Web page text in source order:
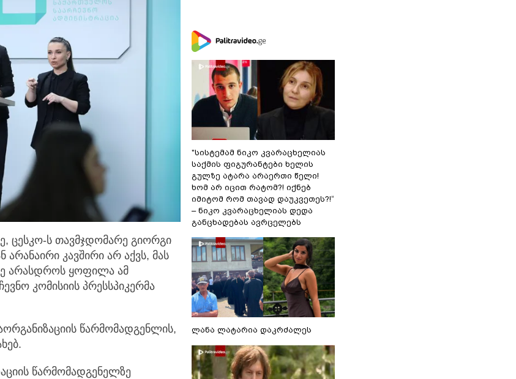
ცესკო-ს თავმჯდომარე გიორგი
არანაირი კავშირი არ აქვს, მას
არასდროს ყოფილა ამ
კომისიის პრესსპიკერმა
წარმომადგენლის,
წარმომადგენელზე
"სისტემამ ნიკო კვარაცხელიას
საქმის ფიგურანტები ხელის
გულზე ატარა არაერთი წელი!
ხომ არ იცით რატომ?! იქნებ
იმიტომ რომ თავად დაუკვეთეს?!“
– ნიკო კვარაცხელიას დედა
განცხადებას ავრცელებს
ლანა ლატარია დაკრძალეს